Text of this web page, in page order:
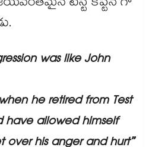
was like John
he retired from Test
allowed himself